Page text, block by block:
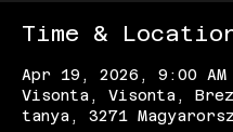
Time &
Apr 19, 2026, 9:00 AM
Visonta, Visonta,
tanya, 3271